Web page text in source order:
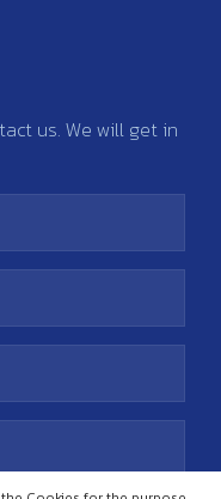
us. We will get in